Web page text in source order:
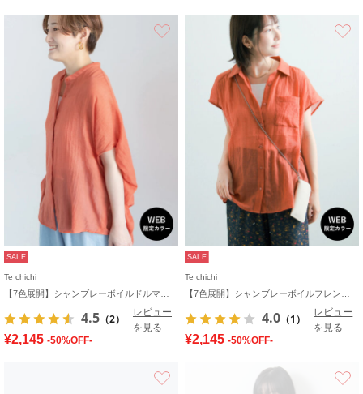
SALE
Te chichi
4.5 （2）
レビュー
を見る
¥2,145 -50%OFF-
SALE
Te chichi
4.0 （1）
レビュー
を見る
¥2,145 -50%OFF-